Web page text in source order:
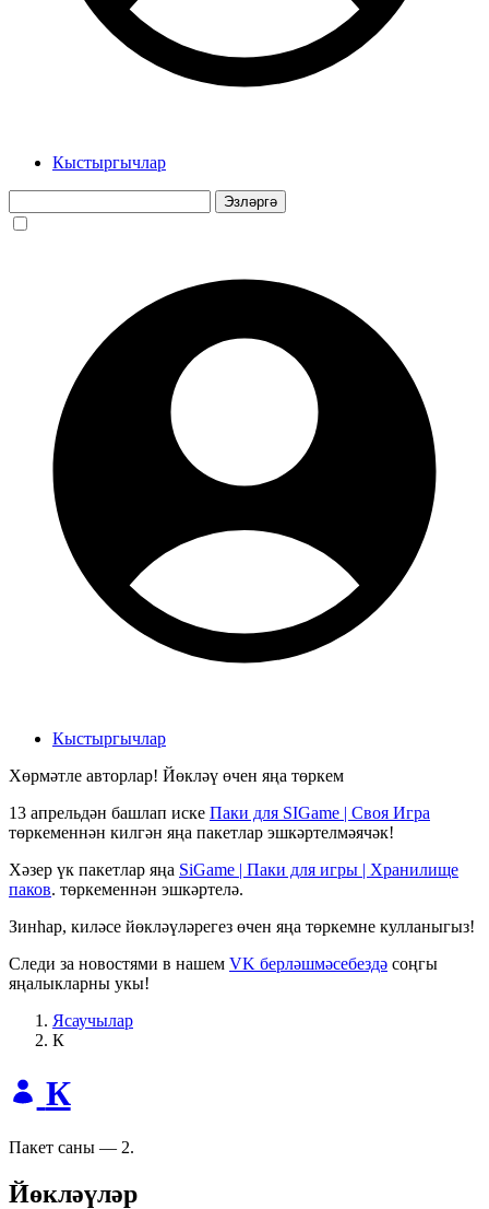
Кыстыргычлар
Кыстыргычлар
Хөрмәтле авторлар! Йөкләү өчен яңа төркем
13 апрельдән башлап иске Паки для SIGame | Своя Игра
төркеменнән килгән яңа пакетлар эшкәртелмәячәк!
Хәзер үк пакетлар яңа SiGame | Паки для игры | Хранилище
паков. төркеменнән эшкәртелә.
Зинһар, киләсе йөкләүләрегез өчен яңа төркемне кулланыгыз!
Следи за новостями в нашем VK берләшмәсебездә соңгы
яңалыкларны укы!
Ясаучылар
К
К
Пакет саны — 2.
Йөкләүләр